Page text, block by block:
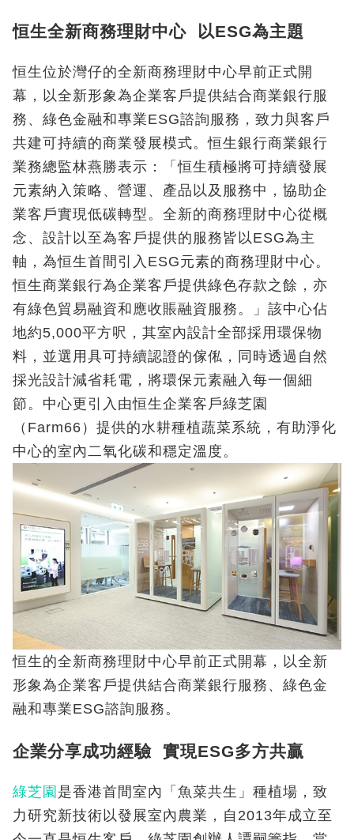
恒生全新商務理財中心 以ESG為主題
恒生位於灣仔的全新商務理財中心早前正式開
幕，以全新形象為企業客戶提供結合商業銀行服
務、綠色金融和專業ESG諮詢服務，致力與客戶
共建可持續的商業發展模式。恒生銀行商業銀行
業務總監林燕勝表示：「恒生積極將可持續發展
元素納入策略、營運、產品以及服務中，協助企
業客戶實現低碳轉型。全新的商務理財中心從概
念、設計以至為客戶提供的服務皆以ESG為主
軸，為恒生首間引入ESG元素的商務理財中心。
恒生商業銀行為企業客戶提供綠色存款之餘，亦
有綠色貿易融資和應收賬融資服務。」該中心佔
地約5,000平方呎，其室內設計全部採用環保物
料，並選用具可持續認證的傢俬，同時透過自然
採光設計減省耗電，將環保元素融入每一個細
節。中心更引入由恒生企業客戶綠芝園
（Farm66）提供的水耕種植蔬菜系統，有助淨化
中心的室內二氧化碳和穩定溫度。
恒生的全新商務理財中心早前正式開幕，以全新
形象為企業客戶提供結合商業銀行服務、綠色金
融和專業ESG諮詢服務。
企業分享成功經驗 實現ESG多方共贏
綠芝園 是香港首間室內「魚菜共生」種植場，致
力研究新技術以發展室內農業，自2013年成立至